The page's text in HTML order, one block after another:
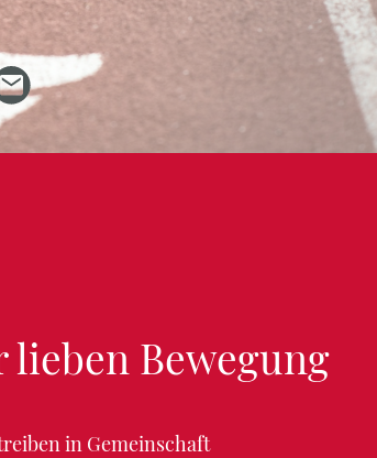
lieben Bewegung
in Gemeinschaft